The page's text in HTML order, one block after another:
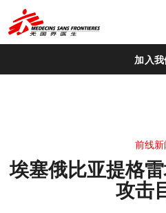
default
加入我
前线新
埃塞俄比亚提格
攻击